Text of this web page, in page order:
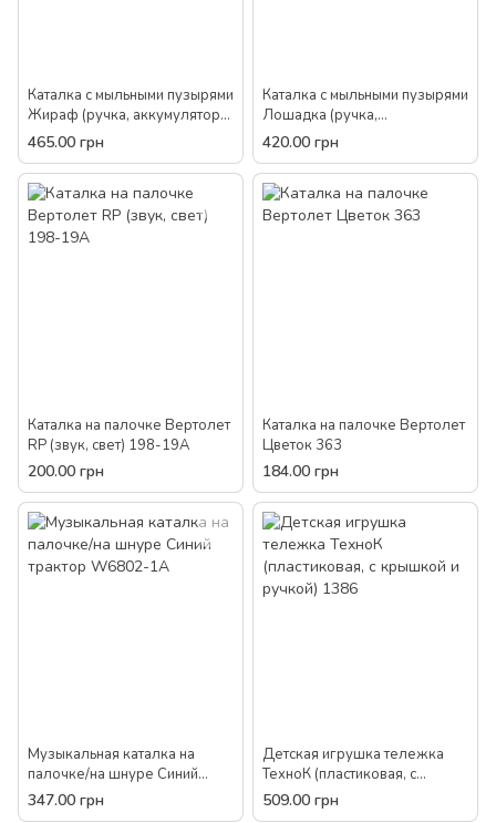
Каталка с мыльными пузырями
Жираф (ручка, аккумулятор)
8521
465.00 грн
Каталка с мыльными пузырями
Лошадка (ручка,
аккумулятор) 8522
420.00 грн
Каталка на палочке Вертолет
RP (звук, свет) 198-19A
200.00 грн
Каталка на палочке Вертолет
Цветок 363
184.00 грн
Музыкальная каталка на
палочке/на шнуре Синий
трактор W6802-1A
347.00 грн
Детская игрушка тележка
ТехноК (пластиковая, с
крышкой и ручкой) 1386
509.00 грн